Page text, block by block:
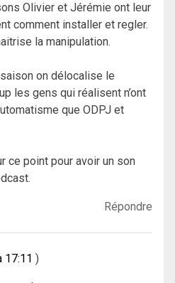
Olivier et Jérémie ont leur
comment installer et regler.
la manipulation.
on délocalise le
les gens qui réalisent n’ont
que ODPJ et
ce point pour avoir un son
Répondre
17:11